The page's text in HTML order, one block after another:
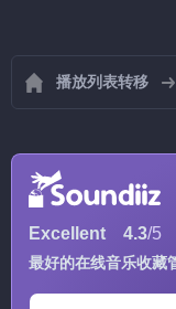
播放列表转移
Excellent 4.3/5
最好的在线音乐收藏